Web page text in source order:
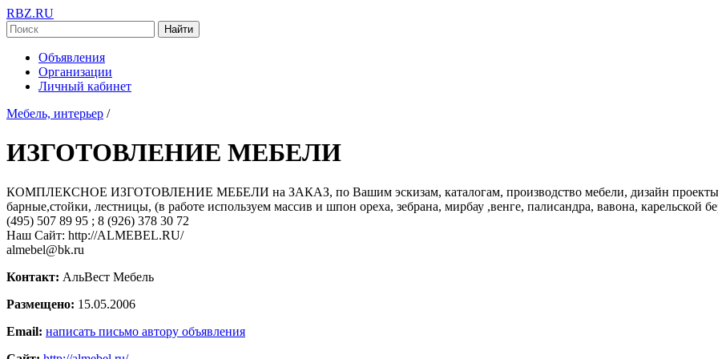
RBZ.RU
Найти
Объявления
Организации
Личный кабинет
Мебель, интерьер /
ИЗГОТОВЛЕНИЕ МЕБЕЛИ
КОМПЛЕКСНОЕ ИЗГОТОВЛЕНИЕ МЕБЕЛИ на ЗАКАЗ, по Вашим эскизам, каталогам, производство мебели, дизайн проекты,
барные,стойки, лестницы, (в работе используем массив и шпон ореха, зебрана, мирбау ,венге, палисандра, вавона, карельской
(495) 507 89 95 ; 8 (926) 378 30 72
Наш Сайт: http://ALMEBEL.RU/
almebel@bk.ru
Контакт: АльВест Мебель
Размещено: 15.05.2006
Email: написать письмо автору объявления